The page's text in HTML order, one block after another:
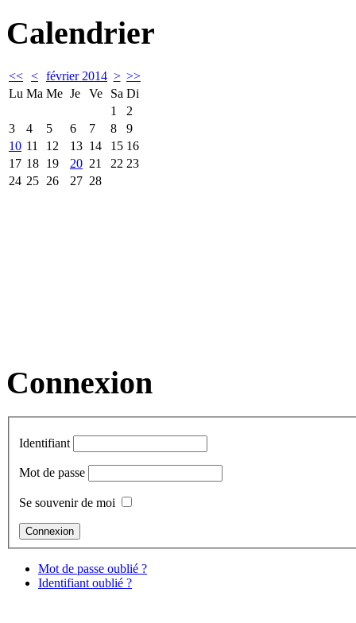
Calendrier
<< < février 2014 > >>
Lu Ma Me Je Ve Sa Di
1
2
3
4 5 6 7 8
9
10 11 12 13 14 15 16
17 18 19 20 21 22 23
24 25 26 27 28
Connexion
Identifiant
Mot de passe
Se souvenir de moi
Mot de passe oublié ?
Identifiant oublié ?